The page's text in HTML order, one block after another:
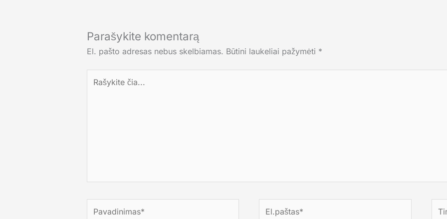
Parašykite komentarą
El. pašto adresas nebus skelbiamas. Būtini laukeliai pažymėti *
čia...